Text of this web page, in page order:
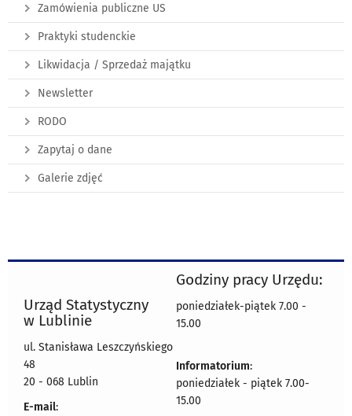
Zamówienia publiczne US
Praktyki studenckie
Likwidacja / Sprzedaż majątku
Newsletter
RODO
Zapytaj o dane
Galerie zdjęć
Urząd Statystyczny
w Lublinie
ul. Stanisława Leszczyńskiego
48
20 - 068 Lublin
E-mail:
Godziny pracy Urzędu:
poniedziałek-piątek 7.00 -
15.00
Informatorium:
poniedziałek - piątek 7.00-
15.00